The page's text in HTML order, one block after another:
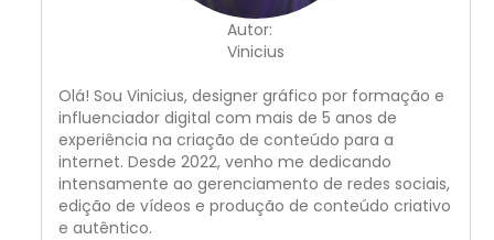
Autor:
Vinicius
Olá! Sou Vinicius, designer gráfico por formação e
influenciador digital com mais de 5 anos de
experiência na criação de conteúdo para a
internet. Desde 2022, venho me dedicando
intensamente ao gerenciamento de redes sociais,
edição de vídeos e produção de conteúdo criativo
e autêntico.